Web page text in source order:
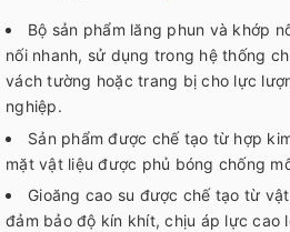
Bộ sản phẩm lăng phun và khớp
nối nhanh, sử dụng trong hệ thống
vách tường hoặc trang bị cho lực
nghiệp.
Sản phẩm được chế tạo từ hợp
mặt vật liệu được phủ bóng chống
Gioăng cao su được chế tạo từ
đảm bảo độ kín khít, chịu áp lực cao